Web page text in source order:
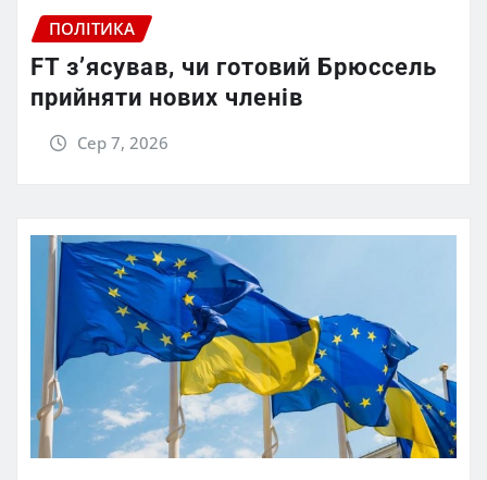
ПОЛІТИКА
FT зʼясував, чи готовий Брюссель
прийняти нових членів
Сер 7, 2026